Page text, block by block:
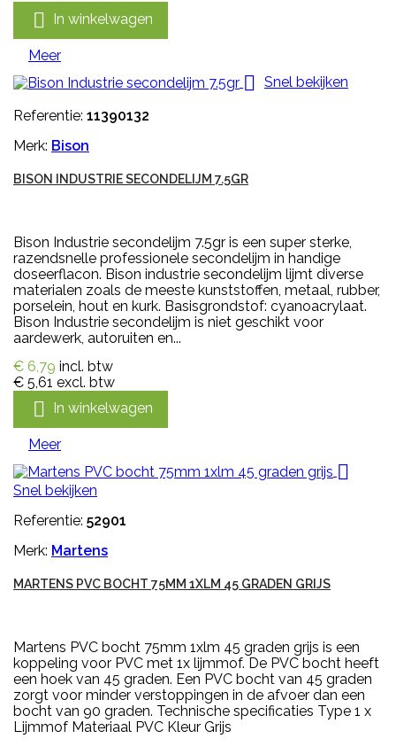
 In winkelwagen
Meer
 Snel bekijken
Referentie: 11390132
Merk: Bison
BISON INDUSTRIE SECONDELIJM 7.5GR
Bison Industrie secondelijm 7.5gr is een super sterke,
razendsnelle professionele secondelijm in handige
doseerflacon. Bison industrie secondelijm lijmt diverse
materialen zoals de meeste kunststoffen, metaal, rubber,
porselein, hout en kurk. Basisgrondstof: cyanoacrylaat.
Bison Industrie secondelijm is niet geschikt voor
aardewerk, autoruiten en...
€ 6,79 incl. btw
€ 5,61 excl. btw
 In winkelwagen
Meer

Snel bekijken
Referentie: 52901
Merk: Martens
MARTENS PVC BOCHT 75MM 1XLM 45 GRADEN GRIJS
Martens PVC bocht 75mm 1xlm 45 graden grijs is een
koppeling voor PVC met 1x lijmmof. De PVC bocht heeft
een hoek van 45 graden. Een PVC bocht van 45 graden
zorgt voor minder verstoppingen in de afvoer dan een
bocht van 90 graden. Technische specificaties Type 1 x
Lijmmof Materiaal PVC Kleur Grijs